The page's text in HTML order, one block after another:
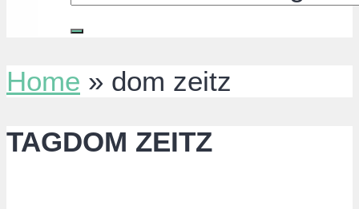
Home » dom zeitz
TAGDOM ZEITZ